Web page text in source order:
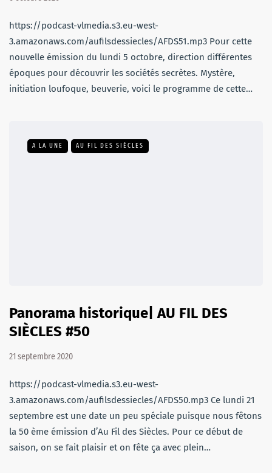
https://podcast-vlmedia.s3.eu-west-
3.amazonaws.com/aufilsdessiecles/AFDS51.mp3 Pour cette
nouvelle émission du lundi 5 octobre, direction différentes
époques pour découvrir les sociétés secrètes. Mystère,
initiation loufoque, beuverie, voici le programme de cette…
A LA UNE AU FIL DES SIÈCLES
Panorama historique| AU FIL DES
SIÈCLES #50
21 septembre 2020
https://podcast-vlmedia.s3.eu-west-
3.amazonaws.com/aufilsdessiecles/AFDS50.mp3 Ce lundi 21
septembre est une date un peu spéciale puisque nous fêtons
la 50 ème émission d’Au Fil des Siècles. Pour ce début de
saison, on se fait plaisir et on fête ça avec plein…